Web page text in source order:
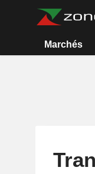
Marchés